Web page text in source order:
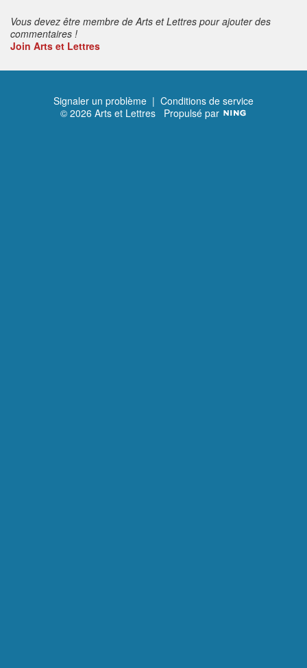
Vous devez être membre de Arts et Lettres pour ajouter des
commentaires !
Join Arts et Lettres
Signaler un problème | Conditions de service
© 2026 Arts et Lettres Propulsé par